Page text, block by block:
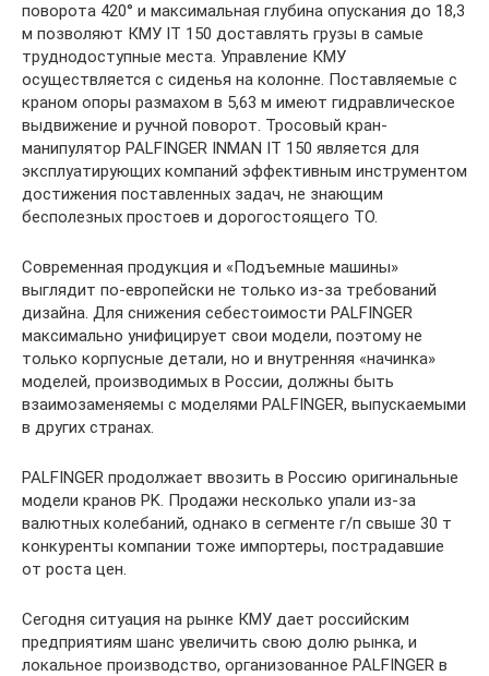
поворота 420° и максимальная глубина опускания до 18,3
м позволяют КМУ IT 150 доставлять грузы в самые
труднодоступные места. Управление КМУ
осуществляется с сиденья на колонне. Поставляемые с
краном опоры размахом в 5,63 м имеют гидравлическое
выдвижение и ручной поворот. Тросовый кран-
манипулятор PALFINGER INMAN IT 150 является для
эксплуатирующих компаний эффективным инструментом
достижения поставленных задач, не знающим
бесполезных простоев и дорогостоящего ТО.
Современная продукция и «Подъемные машины»
выглядит по-европейски не только из-за требований
дизайна. Для снижения себестоимости PALFINGER
максимально унифицирует свои модели, поэтому не
только корпусные детали, но и внутренняя «начинка»
моделей, производимых в России, должны быть
взаимозаменяемы с моделями PALFINGER, выпускаемыми
в других странах.
PALFINGER продолжает ввозить в Россию оригинальные
модели кранов PK. Продажи несколько упали из-за
валютных колебаний, однако в сегменте г/п свыше 30 т
конкуренты компании тоже импортеры, пострадавшие
от роста цен.
Сегодня ситуация на рынке КМУ дает российским
предприятиям шанс увеличить свою долю рынка, и
локальное производство, организованное PALFINGER в